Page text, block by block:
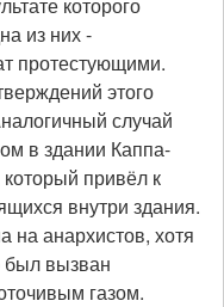
из них -
протестующими.
этого
случай
в здании Каппа-
привёл к
внутри здания.
на анархистов, хотя
был вызван
газом.